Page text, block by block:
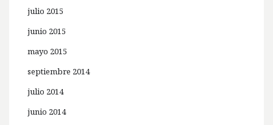
julio 2015
junio 2015
mayo 2015
septiembre 2014
julio 2014
junio 2014